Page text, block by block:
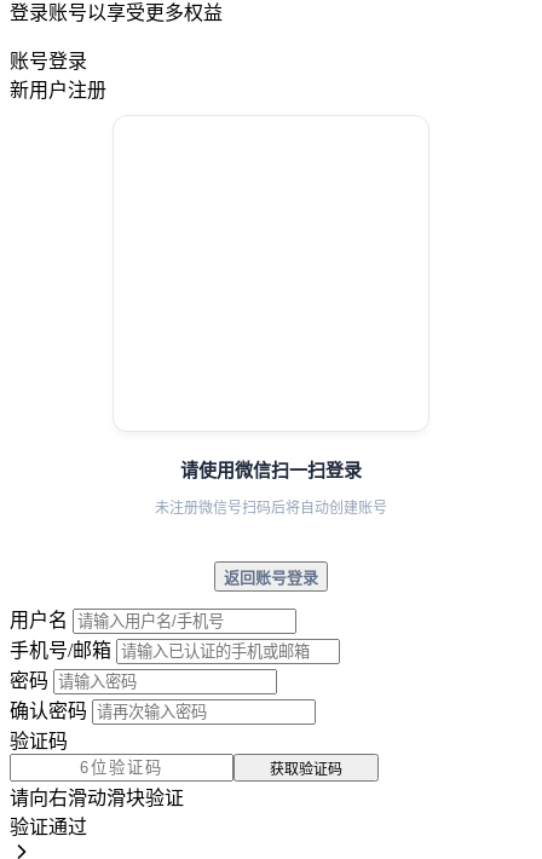
登录账号以享受更多权益
账号登录
新用户注册
请使用微信扫一扫登录
未注册微信号扫码后将自动创建账号
返回账号登录
用户名
手机号/邮箱
密码
确认密码
验证码
获取验证码
请向右滑动滑块验证
验证通过